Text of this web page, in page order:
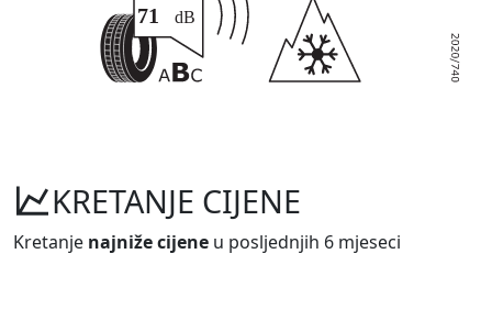
KRETANJE CIJENE
Kretanje najniže cijene u posljednjih 6 mjeseci